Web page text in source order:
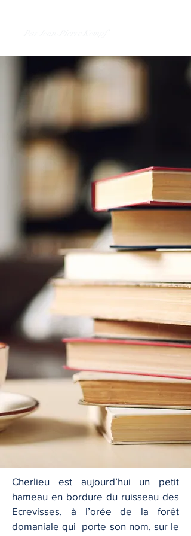
Cherlieu est aujourd’hui un petit
hameau en bordure du ruisseau des
Ecrevisses, à l’orée de la forêt
domaniale qui porte son nom, sur le